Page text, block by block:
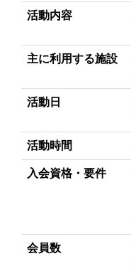
活動内容
主に利用する施設
活動日
活動時間
入会資格・要件
会員数